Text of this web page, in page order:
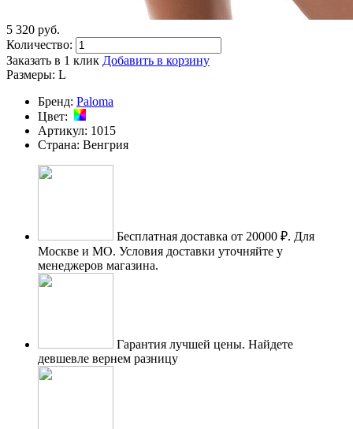
5 320 pуб.
Количество:
Заказать в 1 клик Добавить в корзину
Размеры: L
Бренд: Paloma
Цвет:
Артикул: 1015
Страна: Венгрия
Бесплатная доставка от 20000 ₽. Для
Москве и МО. Условия доставки уточняйте у
менеджеров магазина.
Гарантия лучшей цены. Найдете
девшевле вернем разницу